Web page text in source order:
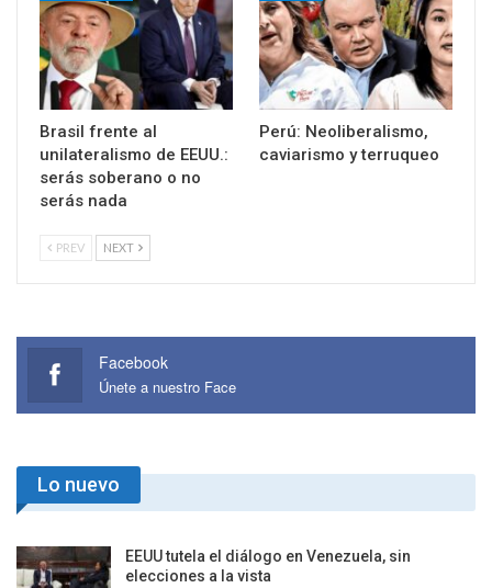
Brasil frente al
unilateralismo de EEUU.:
serás soberano o no
serás nada
Perú: Neoliberalismo,
caviarismo y terruqueo
PREV NEXT
Facebook
Únete a nuestro Face
Lo nuevo
EEUU tutela el diálogo en Venezuela, sin
elecciones a la vista